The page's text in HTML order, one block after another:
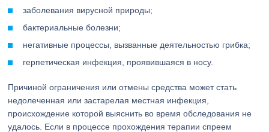
заболевания вирусной природы;
бактериальные болезни;
негативные процессы, вызванные деятельностью грибка;
герпетическая инфекция, проявившаяся в носу.
Причиной ограничения или отмены средства может стать
недолеченная или застарелая местная инфекция,
происхождение которой выяснить во время обследования не
удалось. Если в процессе прохождения терапии спреем